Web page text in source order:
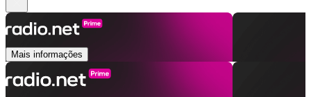
Mais informações